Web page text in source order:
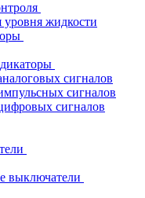
уровня жидкости
сигналов
сигналов
сигналов
выключатели